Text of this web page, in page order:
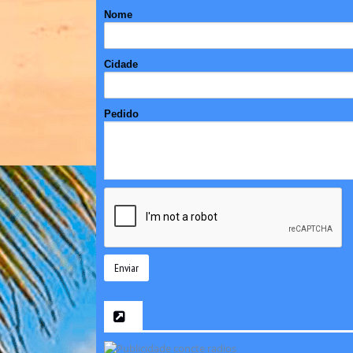
Nome
Cidade
Pedido
Enviar